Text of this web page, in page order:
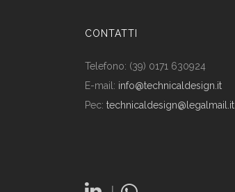
CONTATTI
Telefono: (39) 0171 630924
E-mail: info@technicaldesign.it
Pec: technicaldesign@legalmail.it